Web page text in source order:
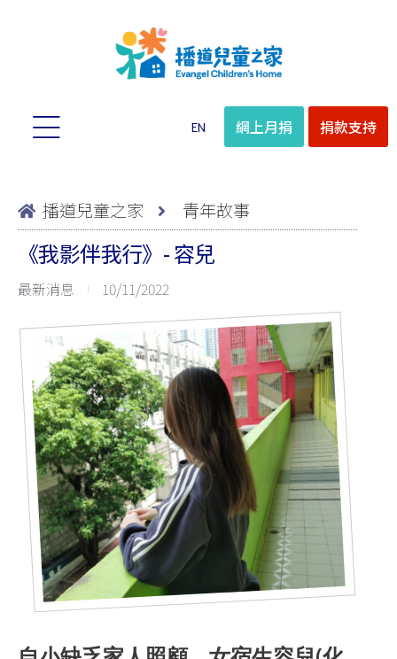
EN 網上月捐 捐款支持
播道兒童之家 青年故事
《我影伴我行》- 容兒
最新消息 10/11/2022